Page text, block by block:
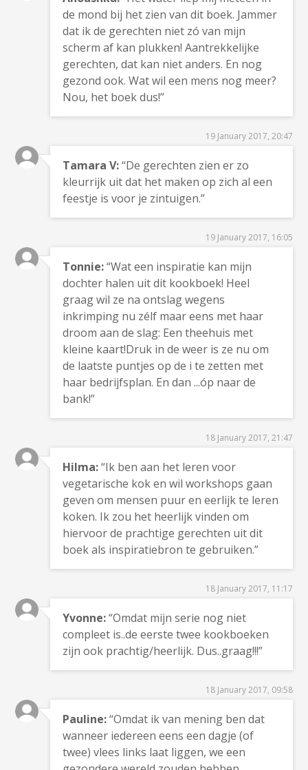
de mond bij het zien van dit boek. Jammer
dat ik de gerechten niet zó van mijn
scherm af kan plukken! Aantrekkelijke
gerechten, dat kan niet anders. En nog
gezond ook. Wat wil een mens nog meer?
Nou, het boek dus!”
19 January 2017, 20:47
Tamara V:“De gerechten zien er zo
kleurrijk uit dat het maken op zich al een
feestje is voor je zintuigen.”
19 January 2017, 16:05
Tonnie:“Wat een inspiratie kan mijn
dochter halen uit dit kookboek! Heel
graag wil ze na ontslag wegens
inkrimping nu zélf maar eens met haar
droom aan de slag: Een theehuis met
kleine kaart!Druk in de weer is ze nu om
de laatste puntjes op de i te zetten met
haar bedrijfsplan. En dan ...óp naar de
bank!”
18 January 2017, 21:47
Hilma:“Ik ben aan het leren voor
vegetarische kok en wil workshops gaan
geven om mensen puur en eerlijk te leren
koken. Ik zou het heerlijk vinden om
hiervoor de prachtige gerechten uit dit
boek als inspiratiebron te gebruiken.”
18 January 2017, 11:17
Yvonne:“Omdat mijn serie nog niet
compleet is..de eerste twee kookboeken
zijn ook prachtig/heerlijk. Dus..graag!!!”
18 January 2017, 09:58
Pauline:“Omdat ik van mening ben dat
wanneer iedereen eens een dagje (of
twee) vlees links laat liggen, we een